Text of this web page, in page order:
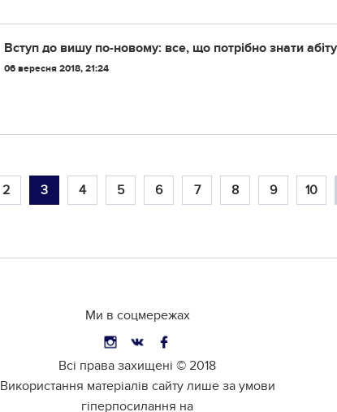
Вступ до вишу по-новому: все, що потрібно знати
06 вересня 2018, 21:24
2 3 4 5 6 7 8 9 10
Ми в соцмережах
Всі права захищені © 2018
Використання матеріалів сайту лише за умови
гіперпосилання на